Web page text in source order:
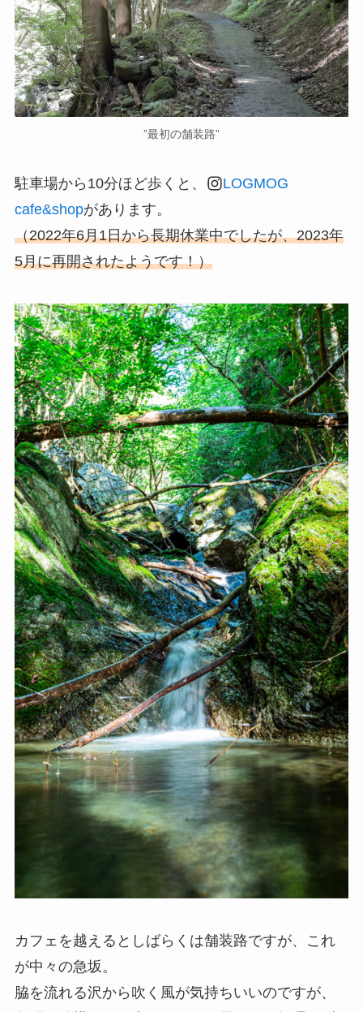
”最初の舗装路”
駐車場から10分ほど歩くと、
LOGMOG
cafe&shopがあります。
（2022年6月1日から長期休業中でしたが、2023年
5月に再開されたようです！）
カフェを越えるとしばらくは舗装路ですが、これ
が中々の急坂。
脇を流れる沢から吹く風が気持ちいいのですが、